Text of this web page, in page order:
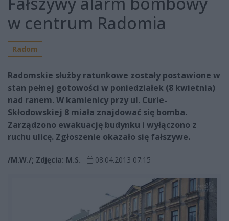
w centrum Radomia
Radom
Radomskie służby ratunkowe zostały postawione w
stan pełnej gotowości w poniedziałek (8 kwietnia)
nad ranem. W kamienicy przy ul. Curie-
Skłodowskiej 8 miała znajdować się bomba.
Zarządzono ewakuację budynku i wyłączono z
ruchu ulicę. Zgłoszenie okazało się fałszywe.
/M.W./; Zdjęcia: M.S. 08.04.2013 07:15